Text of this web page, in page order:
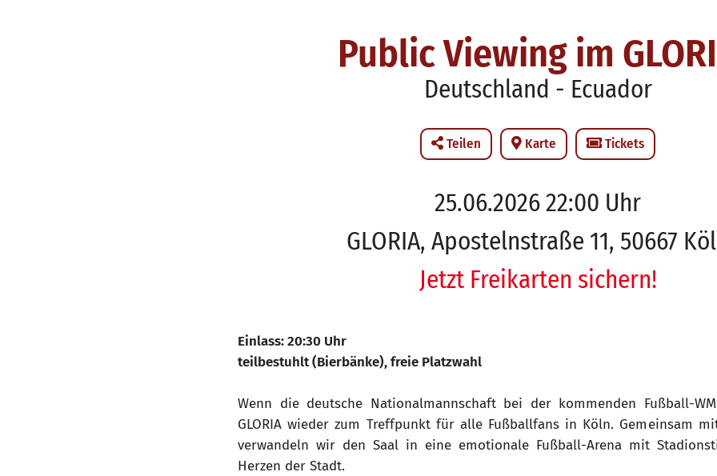
Public Viewing im
Deutschland - Ecuador
Teilen Karte Tickets
25.06.2026 22:00 Uhr
GLORIA, Apostelnstraße 11, 50667
Jetzt Freikarten sichern!
Einlass: 20:30 Uhr
teilbestuhlt (Bierbänke), freie Platzwahl
Wenn die deutsche Nationalmannschaft bei der kommenden Fußball-
GLORIA wieder zum Treffpunkt für alle Fußballfans in Köln. Gemeinsam
verwandeln wir den Saal in eine emotionale Fußball-Arena mit
Herzen der Stadt.